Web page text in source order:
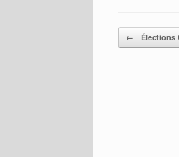
Post
← Élections